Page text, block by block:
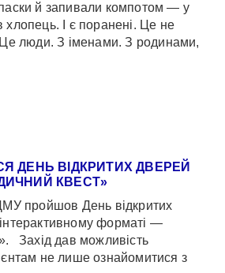
й запивали компотом — у
хлопець. І є поранені. Це не
Це люди. З іменами. З родинами,
ДЕНЬ ВІДКРИТИХ ДВЕРЕЙ
КВЕСТ»
пройшов День відкритих
форматі —
Захід дав можливість
не лише ознайомитися з